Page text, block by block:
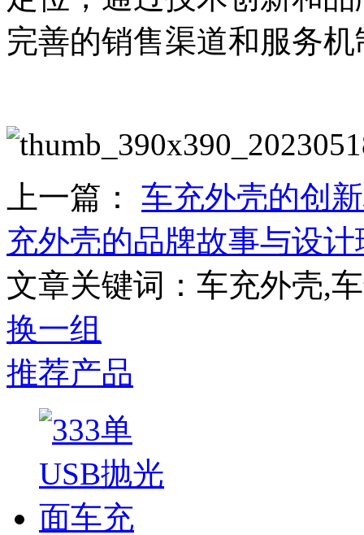
完善的销售渠道和服务
上一篇： 车充外壳的创
充外壳的品牌故事与设计
文章关键词：车充外壳,
换一组
推荐产品